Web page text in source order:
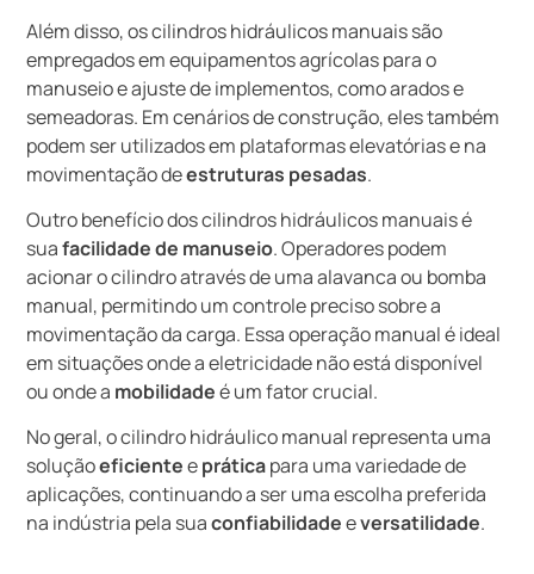
Além disso, os cilindros hidráulicos manuais são
empregados em equipamentos agrícolas para o
manuseio e ajuste de implementos, como arados e
semeadoras. Em cenários de construção, eles também
podem ser utilizados em plataformas elevatórias e na
movimentação deestruturas pesadas.
Outro benefício dos cilindros hidráulicos manuais é
suafacilidade de manuseio. Operadores podem
acionar o cilindro através de uma alavanca ou bomba
manual, permitindo um controle preciso sobre a
movimentação da carga. Essa operação manual é ideal
em situações onde a eletricidade não está disponível
ou onde a mobilidadeé um fator crucial.
No geral, o cilindro hidráulico manual representa uma
soluçãoeficienteepráticapara uma variedade de
aplicações, continuando a ser uma escolha preferida
na indústria pela suaconfiabilidadeeversatilidade.